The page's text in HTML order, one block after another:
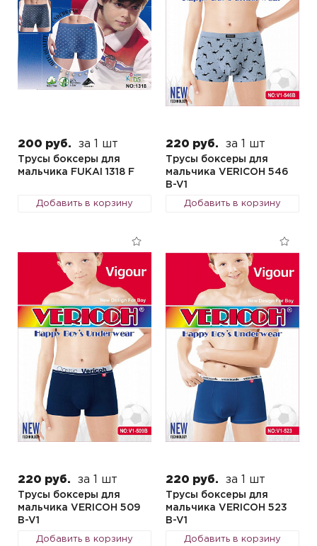
200 руб. за 1 шт
Трусы боксеры для
мальчика FUKAI 1318 F
Добавить в корзину
220 руб. за 1 шт
Трусы боксеры для
мальчика VERICOH 546
B-V1
Добавить в корзину
220 руб. за 1 шт
Трусы боксеры для
мальчика VERICOH 509
B-V1
Добавить в корзину
220 руб. за 1 шт
Трусы боксеры для
мальчика VERICOH 523
B-V1
Добавить в корзину